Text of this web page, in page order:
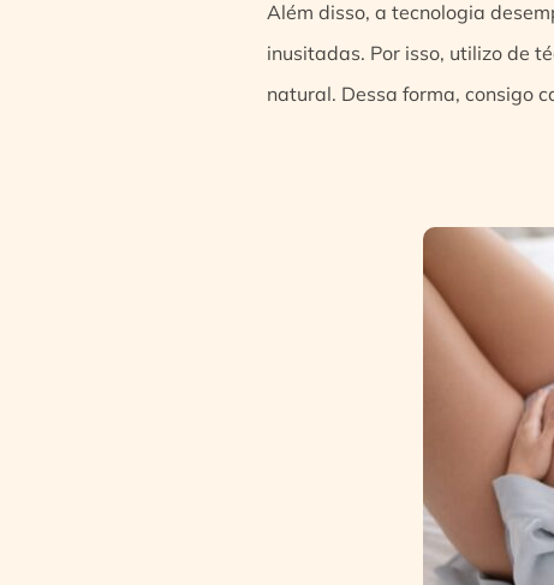
Além disso, a tecnologia
inusitadas. Por isso, utilizo de
natural. Dessa forma, consigo